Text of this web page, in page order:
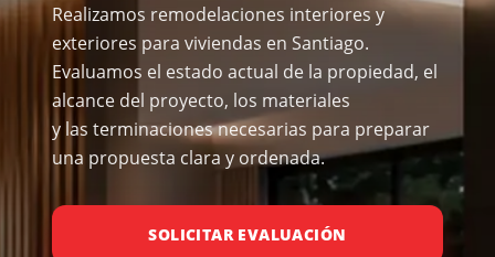
Realizamos remodelaciones interiores y
exteriores para viviendas en Santiago.
Evaluamos el estado actual de la propiedad, el
alcance del proyecto, los materiales
y las terminaciones necesarias para preparar
una propuesta clara y ordenada.
SOLICITAR EVALUACIÓN